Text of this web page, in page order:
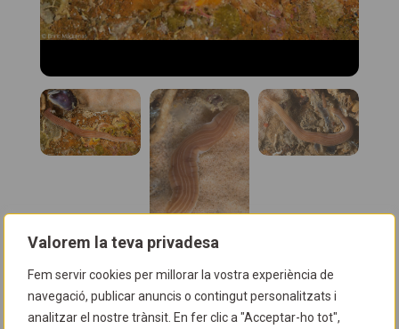
Valorem la teva privadesa
Fem servir cookies per millorar la vostra experiència de
navegació, publicar anuncis o contingut personalitzats i
analitzar el nostre trànsit. En fer clic a "Acceptar-ho tot",
Taxonomia
Fílum:Nemertea, Classe:Hoplonemertea, Ordre: